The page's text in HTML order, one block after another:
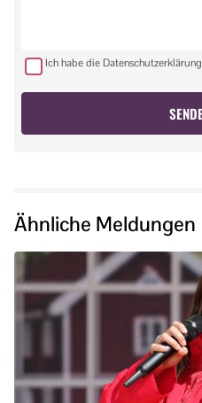
Ich habe die
Ähnliche Meldungen